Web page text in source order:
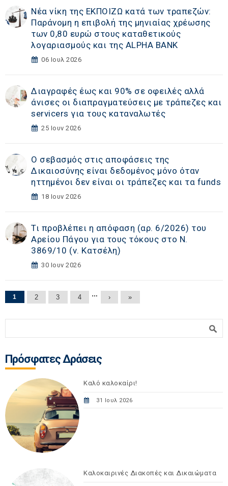
Νέα νίκη της ΕΚΠΟΙΖΩ κατά των τραπεζών:
Παράνομη η επιβολή της μηνιαίας χρέωσης
των 0,80 ευρώ στους καταθετικούς
λογαριασμούς και της ALPHA BANK
06 Ιουλ 2026
Διαγραφές έως και 90% σε οφειλές αλλά
άνισες οι διαπραγματεύσεις με τράπεζες και
servicers για τους καταναλωτές
25 Ιουν 2026
Ο σεβασμός στις αποφάσεις της
Δικαιοσύνης είναι δεδομένος μόνο όταν
ηττημένοι δεν είναι οι τράπεζες και τα funds
18 Ιουν 2026
Τι προβλέπει η απόφαση (αρ. 6/2026) του
Αρείου Πάγου για τους τόκους στο Ν.
3869/10 (ν. Κατσέλη)
30 Ιουν 2026
Σελίδες
1 2 3 4 … › »
Πρόσφατες Δράσεις
Καλό καλοκαίρι!
31 Ιουλ 2026
Καλοκαιρινές Διακοπές και Δικαιώματα